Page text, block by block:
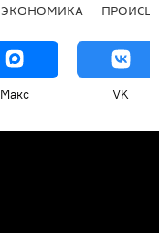
ЭКОНОМИКА
Макс VK